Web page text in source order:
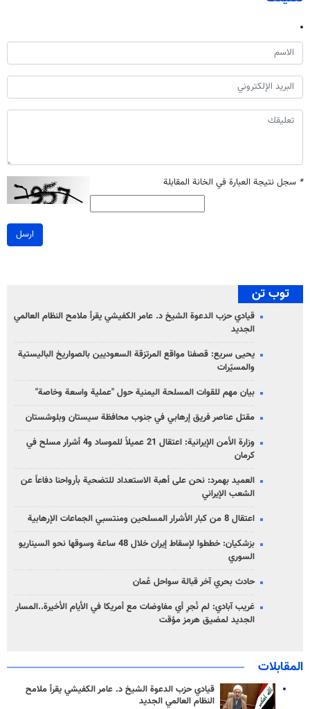
* سجل نتيجة العبارة في الخانة المقابلة
ارسل
توب تن
قيادي حزب الدعوة الشيخ د. عامر الكفيشي يقرأ ملامح النظام العالمي
الجديد
يحيى سريع: قصفنا مواقع المرتزقة السعوديين بالصواريخ الباليستية
والمسيّرات
بيان مهم للقوات المسلحة اليمنية حول "عملية واسعة وخاصة"
مقتل عناصر فريق إرهابي في جنوب محافظة سيستان وبلوشستان
وزارة الأمن الإيرانية: اعتقال 21 عميلاً للموساد و4 أشرار مسلح في
كرمان
العميد بهمرد: نحن على أهبة الاستعداد للتضحية بأرواحنا دفاعاً عن
الشعب الإيراني
اعتقال 8 من كبار الأشرار المسلحين ومنتسبي الجماعات الإرهابية
بزشكيان: خططوا لإسقاط إيران خلال 48 ساعة وسوقها نحو السيناريو
السوري
حادث بحري آخر قبالة سواحل عُمان
غريب آبادي: لم نُجرِ أي مفاوضات مع أمريكا في الأيام الأخيرة..المسار
الجديد لمضيق هرمز مؤقت
المقابلات
قيادي حزب الدعوة الشيخ د. عامر الكفيشي يقرأ ملامح
النظام العالمي الجديد